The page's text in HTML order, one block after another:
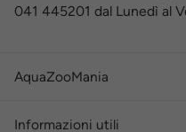
041 445201 dal Lunedì al
AquaZooMania
Informazioni utili